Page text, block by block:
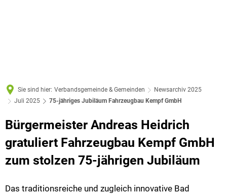
Sie sind hier: Verbandsgemeinde & Gemeinden
Newsarchiv 2025
Juli 2025
75-jähriges Jubiläum Fahrzeugbau Kempf GmbH
Bürgermeister Andreas Heidrich
gratuliert Fahrzeugbau Kempf GmbH
zum stolzen 75-jährigen Jubiläum
Das traditionsreiche und zugleich innovative Bad